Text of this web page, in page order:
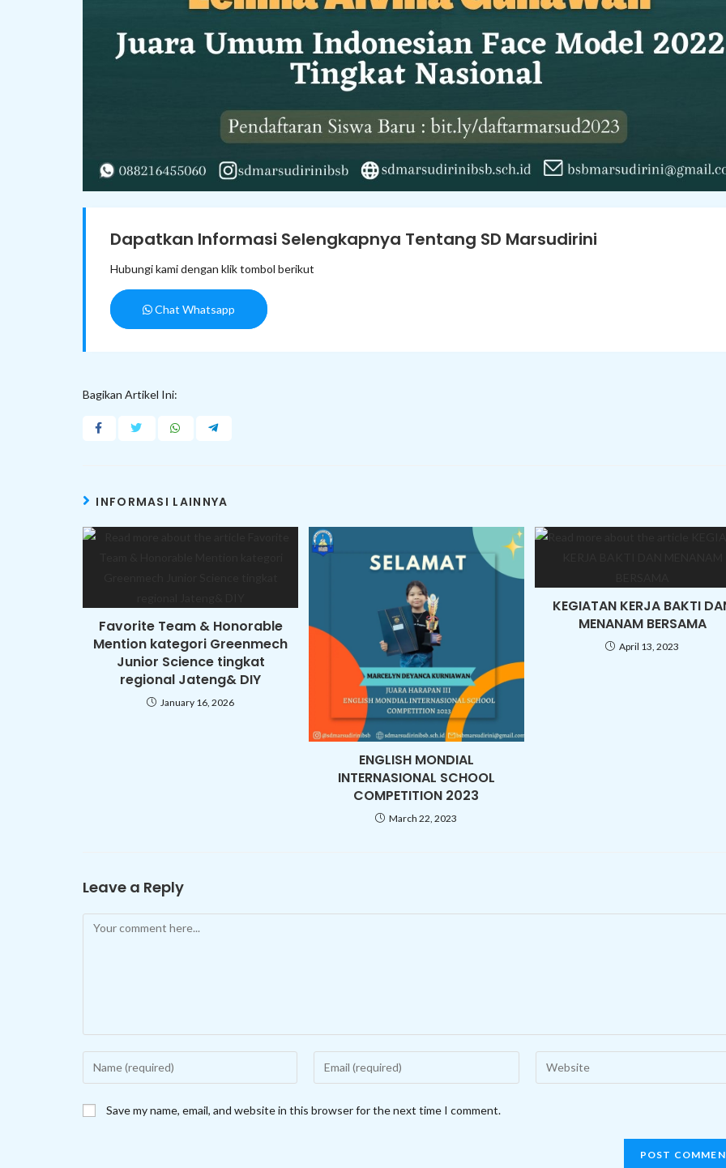
Dapatkan Informasi Selengkapnya Tentang SD Marsudirini
Hubungi kami dengan klik tombol berikut
Chat Whatsapp
Bagikan Artikel Ini:
INFORMASI LAINNYA
Favorite Team & Honorable
Mention kategori Greenmech
Junior Science tingkat
regional Jateng& DIY
January 16, 2026
ENGLISH MONDIAL
INTERNASIONAL SCHOOL
COMPETITION 2023
March 22, 2023
KEGIATAN KERJA BAKTI
MENANAM BERSAMA
April 13, 2023
Leave a Reply
Comment
Enter
your
name
or
Enter
your
Enter
your
Save my name, email, and website in this browser for the next time I comment.